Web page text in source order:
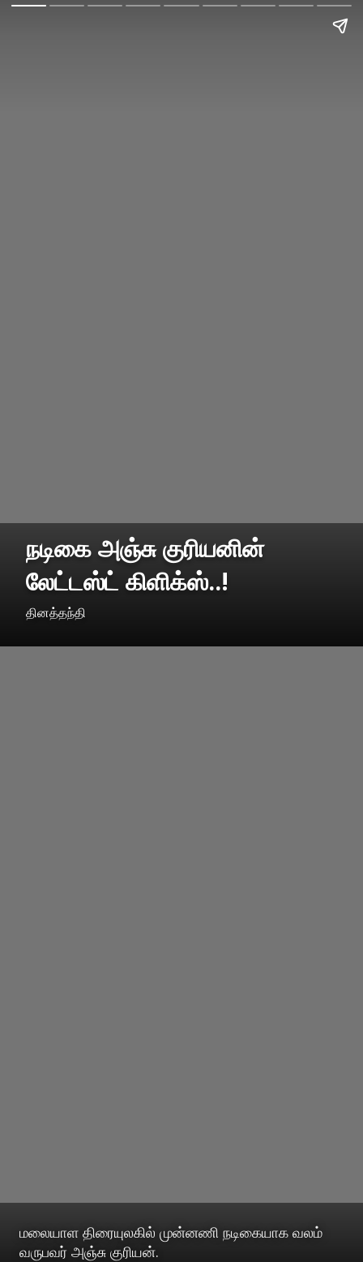
நடிகை அஞ்சு குரியனின்
லேட்டஸ்ட் கிளிக்ஸ்..!
தினத்தந்தி
மலையாள திரையுலகில் முன்னணி நடிகையாக வலம்
வருபவர் அஞ்சு குரியன்.